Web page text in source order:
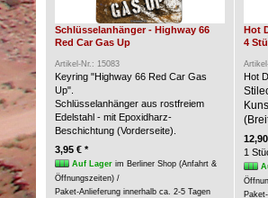
Schlüsselanhänger - Highway 66
Red Car Gas Up
Artikel-Nr.: 15083
Keyring "Highway 66 Red Car Gas
Up".
Schlüsselanhänger aus rostfreiem
Edelstahl - mit Epoxidharz-
Beschichtung (Vorderseite).
3,95 € *
Auf Lagerim Berliner Shop (Anfahrt &
Öffnungszeiten) /
Paket-Anlieferung innerhalb ca. 2-5 Tagen
Hot
4
Hot
1